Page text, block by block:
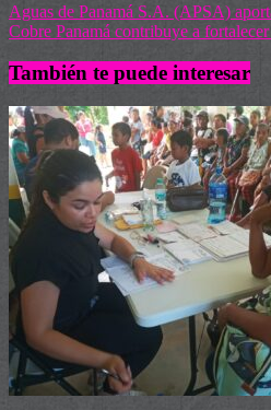
Aguas de Panamá S.A. (APSA)
Cobre Panamá contribuye a
También te puede interesar